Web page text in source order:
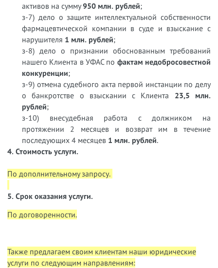
активов на сумму950 млн. рублей;
з-7) дело о защите интеллектуальной собственности
фармацевтической компании в суде и взыскание с
нарушителя 1 млн. рублей;
з-8) дело о признании обоснованным требований
нашего Клиента в УФАС по фактам недобросовестной
конкуренции;
з-9) отмена судебного акта первой инстанции по делу
о банкротстве о взыскании с Клиента 23,5 млн.
рублей;
з-10) внесудебная работа с должником на
протяжении 2 месяцев и возврат им в течение
последующих 4 месяцев 1 млн. рублей.
4. Стоимость услуги.
По дополнительному запросу.
5. Срок оказания услуги.
По договоренности.
Также предлагаем своим клиентам наши юридические
услуги по следующим направлениям: